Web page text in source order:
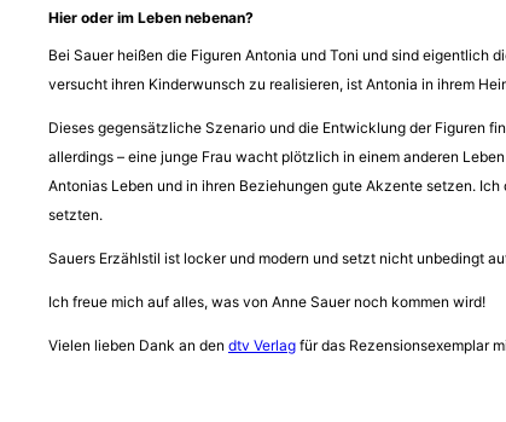
Hier oder im Leben nebenan?
Bei Sauer heißen die Figuren Antonia und Toni und sind eigentlich
versucht ihren Kinderwunsch zu realisieren, ist Antonia in ihrem
Dieses gegensätzliche Szenario und die Entwicklung der Figuren
allerdings – eine junge Frau wacht plötzlich in einem anderen
Antonias Leben und in ihren Beziehungen gute Akzente setzen.
setzten.
Sauers Erzählstil ist locker und modern und setzt nicht unbedingt
Ich freue mich auf alles, was von Anne Sauer noch kommen wird!
Vielen lieben Dank an den dtv Verlag für das Rezensionsexemplar